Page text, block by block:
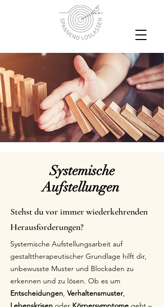
Systemische
Aufstellungen
Stehst du vor immer wiederkehrenden
Herausforderungen?
Systemische Aufstellungsarbeit auf
gestalttherapeutischer Grundlage hilft dir,
unbewusste Muster und Blockaden zu
erkennen und zu lösen. Ob es um
Entscheidungen, Verhaltensmuster,